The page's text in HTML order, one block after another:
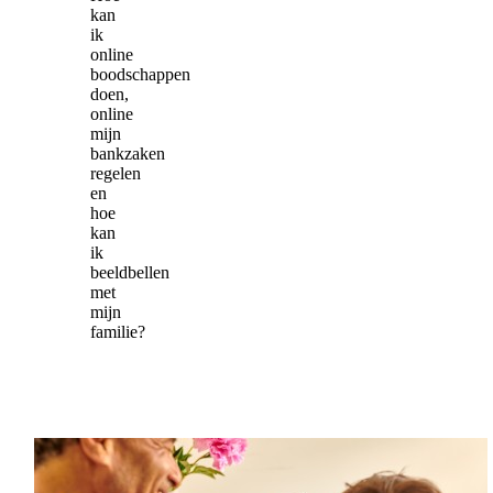
kan
ik
online
boodschappen
doen,
online
mijn
bankzaken
regelen
en
hoe
kan
ik
beeldbellen
met
mijn
familie?
‘Ik